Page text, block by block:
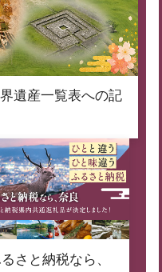
遺産一覧表への記
さと納税なら、